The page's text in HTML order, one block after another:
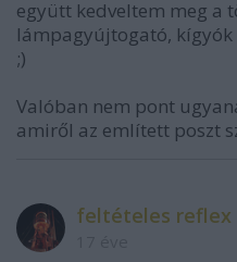
együtt kedveltem meg a
lámpagyújtogató, kígyók
;)
Valóban nem pont
amiről az említett poszt
feltételes reflex